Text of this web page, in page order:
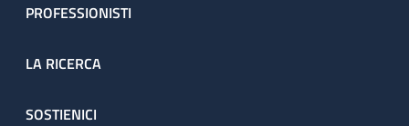
PROFESSIONISTI
LA RICERCA
SOSTIENICI